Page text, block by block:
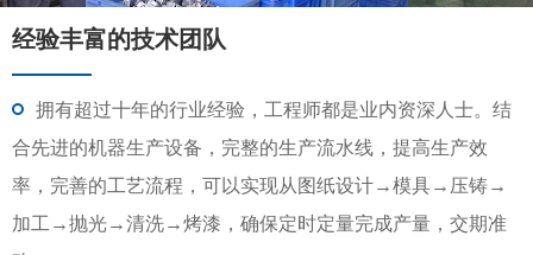
经验丰富的技术团队
拥有超过十年的行业经验，工程师都是业内资深人士。结
合先进的机器生产设备，完整的生产流水线，提高生产效
率，完善的工艺流程，可以实现从图纸设计→模具→压铸→
加工→抛光→清洗→烤漆，确保定时定量完成产量，交期准